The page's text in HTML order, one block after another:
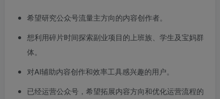
希望研究公众号流量主方向的内容创作者。
想利用碎片时间探索副业项目的上班族、学生及宝妈群
体。
对AI辅助内容创作和效率工具感兴趣的用户。
已经运营公众号，希望拓展内容方向和优化运营流程的